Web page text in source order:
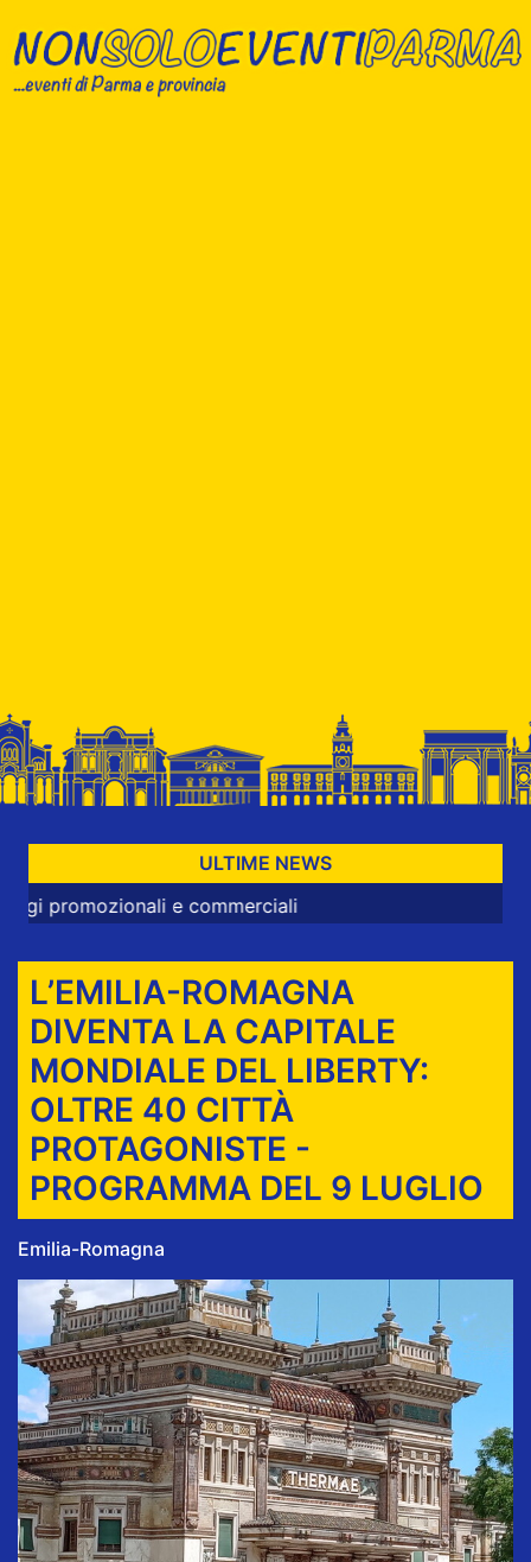
ULTIME NEWS
e commerciali
L’EMILIA-ROMAGNA
DIVENTA LA CAPITALE
MONDIALE DEL LIBERTY:
OLTRE 40 CITTÀ
PROTAGONISTE -
PROGRAMMA DEL 9 LUGLIO
Emilia-Romagna